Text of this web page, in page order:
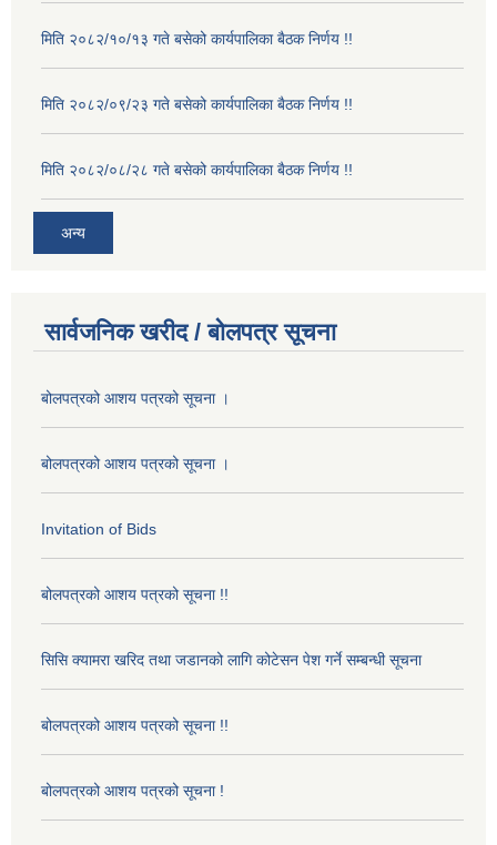
मिति २०८२/१०/१३ गते बसेको कार्यपालिका बैठक निर्णय !!
मिति २०८२/०९/२३ गते बसेको कार्यपालिका बैठक निर्णय !!
मिति २०८२/०८/२८ गते बसेको कार्यपालिका बैठक निर्णय !!
अन्य
सार्वजनिक खरीद / बोलपत्र सूचना
बोलपत्रको आशय पत्रको सूचना ।
बोलपत्रको आशय पत्रको सूचना ।
Invitation of Bids
बोलपत्रको आशय पत्रको सूचना !!
सिसि क्यामरा खरिद तथा जडानको लागि कोटेसन पेश गर्ने सम्बन्धी सूचना
बोलपत्रको आशय पत्रको सूचना !!
बोलपत्रको आशय पत्रको सूचना !